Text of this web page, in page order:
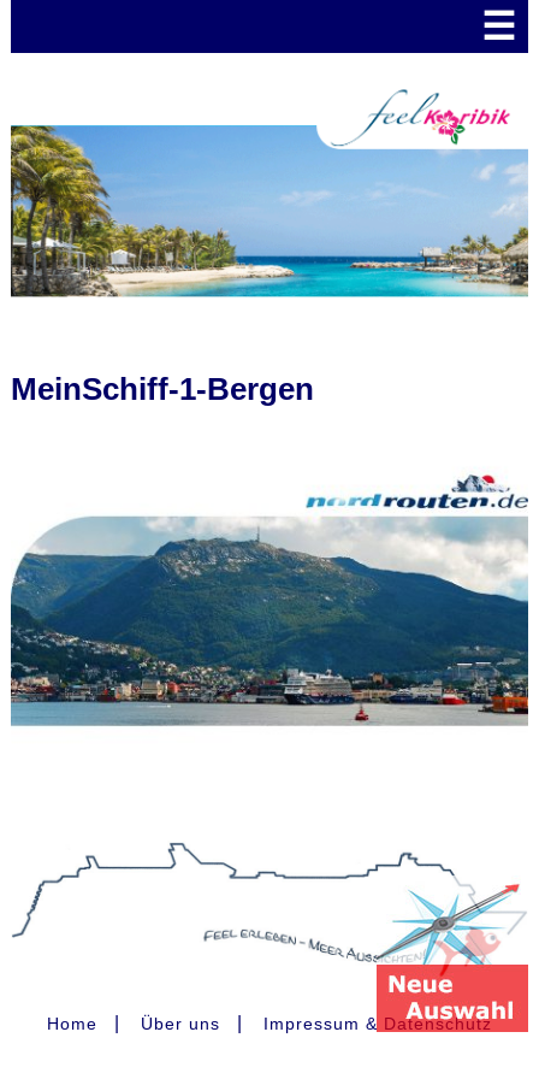
☰
MeinSchiff-1-Bergen
Home Über uns Impressum & Datenschutz